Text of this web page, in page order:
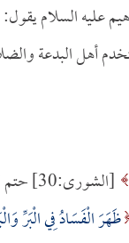
عليه السلام يقول:
يستخدم أهل
ظَهَرَ الْفَسَادُ فِي الْبَرِّ